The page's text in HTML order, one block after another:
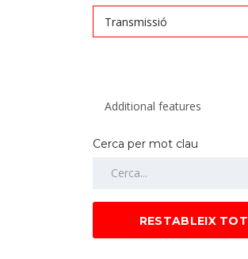
Transmissió
Cerca per mot clau
RESTABLEIX TOT